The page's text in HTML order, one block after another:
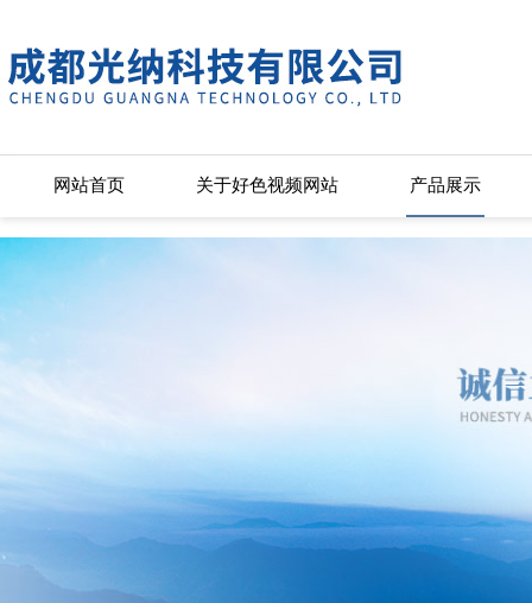
网站首页 关于好色视频网站 产品展示